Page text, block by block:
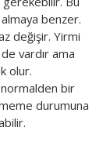
almaya benzer.
değişir. Yirmi
vardır ama
olur.
bir
durumuna